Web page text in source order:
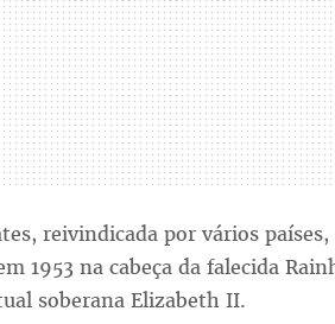
reivindicada por vários
1953 na cabeça da falecida
soberana Elizabeth II.